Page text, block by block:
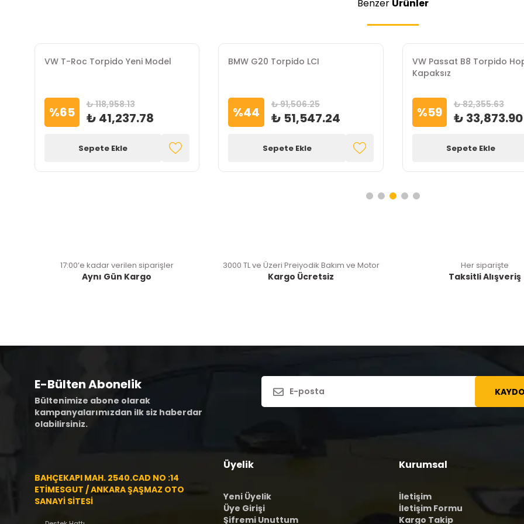
Benzer Ürünler
VW T-Roc Torpido Yeni Model
%65 ₺ 118,958.13
₺ 41,237.78
Sepete Ekle
BMW G20 Torpido LCI
%44 ₺ 91,506.25
₺ 51,547.24
Sepete Ekle
VW Passat B8 Torpido
Kapaksız
%59 ₺ 82,355.63
₺ 33,873.90
Sepete Ekle
17:00’e kadar verilen siparişler
Aynı Gün Kargo
3000 TL ve Üzeri Preiyodik Bakım ve Motor
Kargo Ücretsiz
Her siparişte
Taksitli Alışveriş
E-Bülten Abonelik
Bültenimize abone olarak
kampanyalarımızdan ilk siz haberdar
olabilirsiniz.
BAHÇEKAPI MAH. 2540.CAD NO :14
ETİMESGUT / ANKARA ŞAŞMAZ OTO
SANAYİ SİTESİ
Üyelik
Yeni Üyelik
Üye Girişi
Şifremi Unuttum
Kurumsal
İletişim
İletişim Formu
Kargo Takip